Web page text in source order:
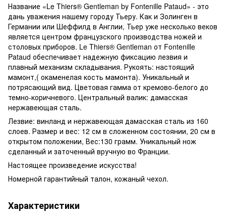
Название «Le Thiers® Gentleman by Fontenille Pataud» - это
дань уважения нашему городу Тьеру. Как и Золинген в
Германии или Шеффилд в Англии, Тьер уже несколько веков
является центром французского производства ножей и
столовых приборов. Le Thiers® Gentleman от Fontenille
Pataud обеспечивает надежную фиксацию лезвия и
плавный механизм складывания. Рукоять: настоящий
мамонт,( окаменелая кость мамонта). Уникальный и
потрясающий вид. Цветовая гамма от кремово-белого до
темно-коричневого. Центральный валик: дамасская
нержавеющая сталь.
Лезвие: винланд и нержавеющая дамасская сталь из 160
слоев. Размер и вес: 12 см в сложенном состоянии, 20 см в
открытом положении, Вес:130 грамм. Уникальный нож
сделанный и заточенный вручную во Франции.
Настоящее произведение искусства!
Номерной гарантийный талон, кожаный чехол.
Характеристики